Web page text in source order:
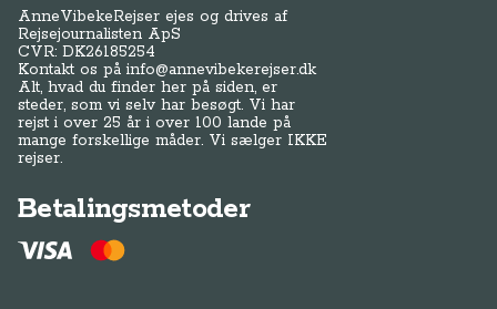
AnneVibekeRejser ejes og drives af
Rejsejournalisten ApS
CVR: DK26185254
Kontakt os påinfo@annevibekerejser.dk
Alt, hvad du finder her på siden, er
steder, som vi selv har besøgt. Vi har
rejst i over 25 år i over 100 lande på
mange forskellige måder. Vi sælger IKKE
rejser.
Betalingsmetoder